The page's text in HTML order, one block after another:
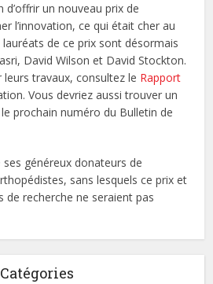
un nouveau prix de
l’innovation, ce qui était cher au
de ce prix sont désormais
David Wilson et David Stockton.
travaux, consultez le Rapport
Vous devriez aussi trouver un
prochain numéro du Bulletin de
généreux donateurs de
sans lesquels ce prix et
de recherche ne seraient pas
Catégories